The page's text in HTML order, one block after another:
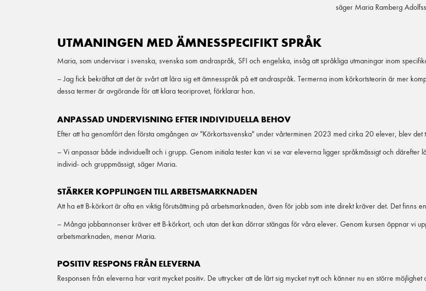
säger Maria Ramberg
UTMANINGEN MED ÄMNESSPECIFIKT SPRÅK
Maria, som undervisar i svenska, svenska som andraspråk, SFI och engelska, insåg att språkliga utmaningar inom
– Jag fick bekräftat att det är svårt att lära sig ett ämnesspråk på ett andraspråk. Termerna inom körkortsteorin är mer
dessa termer är avgörande för att klara teoriprovet, förklarar hon.
ANPASSAD UNDERVISNING EFTER INDIVIDUELLA BEHOV
Efter att ha genomfört den första omgången av "Körkortssvenska" under vårterminen 2023 med cirka 20 elever, blev det
– Vi anpassar både individuellt och i grupp. Genom initiala tester kan vi se var eleverna ligger språkmässigt och därefter
individ- och gruppmässigt, säger Maria.
STÄRKER KOPPLINGEN TILL ARBETSMARKNADEN
Att ha ett B-körkort är ofta en viktig förutsättning på arbetsmarknaden, även för jobb som inte direkt kräver det. Det finns
– Många jobbannonser kräver ett B-körkort, och utan det kan dörrar stängas för våra elever. Genom kursen öppnar vi
arbetsmarknaden, menar Maria.
POSITIV RESPONS FRÅN ELEVERNA
Responsen från eleverna har varit mycket positiv. De uttrycker att de lärt sig mycket nytt och känner nu en större möjlighet